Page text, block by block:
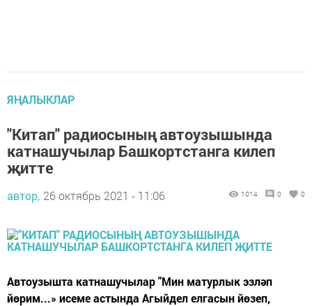
ЯҢАЛЫКЛАР
"Китап" радиосының автоузышында
катнашучылар Башкортстанга килеп
җитте
автор, 26 октябрь 2021 - 11:06 1014 0 0
Автоузышта катнашучылар "Мин матурлык эзләп
йөрим...» исеме астында Агыйдел елгасын йөзеп,